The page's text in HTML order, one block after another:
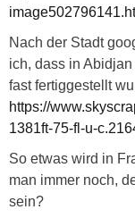
Nach der Stadt
ich, dass in
fast fertiggestellt
https://
1381ft-75-fl-u-
So etwas wird in
man immer noch,
sein?